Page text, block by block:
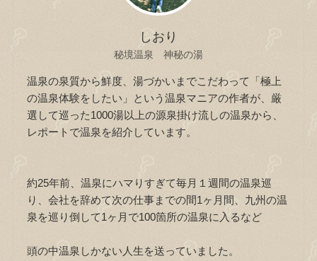
しおり
秘境温泉 神秘の湯
温泉の泉質から鮮度、湯づかいまでこだわって「極上
の温泉体験をしたい」という温泉マニアの作者が、厳
選して巡った1000湯以上の源泉掛け流しの温泉から、
レポートで温泉を紹介しています。
約25年前、温泉にハマりすぎて毎月１週間の温泉巡
り、会社を辞めて次の仕事までの間1ヶ月間、九州の温
泉を巡り倒して1ヶ月で100箇所の温泉に入るなど
頭の中温泉しかない人生を送っていました。